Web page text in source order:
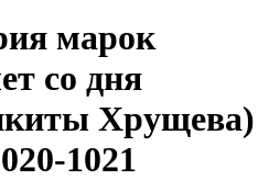
марок
со дня
Хрущева)
1021